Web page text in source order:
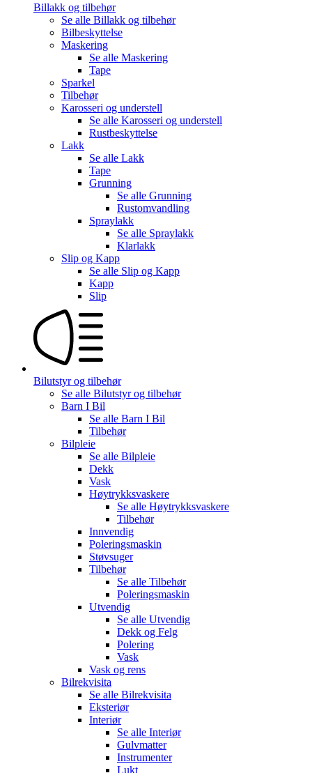
Billakk og tilbehør
Se alle Billakk og tilbehør
Bilbeskyttelse
Maskering
Se alle Maskering
Tape
Sparkel
Tilbehør
Karosseri og understell
Se alle Karosseri og understell
Rustbeskyttelse
Lakk
Se alle Lakk
Tape
Grunning
Se alle Grunning
Rustomvandling
Spraylakk
Se alle Spraylakk
Klarlakk
Slip og Kapp
Se alle Slip og Kapp
Kapp
Slip
Bilutstyr og tilbehør
Se alle Bilutstyr og tilbehør
Barn I Bil
Se alle Barn I Bil
Tilbehør
Bilpleie
Se alle Bilpleie
Dekk
Vask
Høytrykksvaskere
Se alle Høytrykksvaskere
Tilbehør
Innvendig
Poleringsmaskin
Støvsuger
Tilbehør
Se alle Tilbehør
Poleringsmaskin
Utvendig
Se alle Utvendig
Dekk og Felg
Polering
Vask
Vask og rens
Bilrekvisita
Se alle Bilrekvisita
Eksteriør
Interiør
Se alle Interiør
Gulvmatter
Instrumenter
Lukt